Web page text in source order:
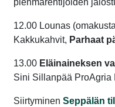
pienmärehtijöiden
12.00 Lounas
Kakkukahvit, Parhaat
13.00 Eläinaineksen
Sini Sillanpää ProAgria
Siirtyminen Seppälän